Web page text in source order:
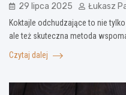
29 lipca 2025 Łukasz
Koktajle odchudzające to nie
ale też skuteczna metoda
Czytaj dalej